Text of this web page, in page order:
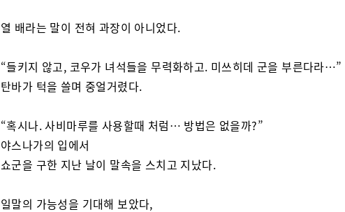
열 배라는 말이 전혀 과장이 아니었다.
“들키지 않고, 코우가 녀석들을 무력화하고. 미쓰히데 군을 부른다라…”
탄바가 턱을 쓸며 중얼거렸다.
“혹시나. 사비마루를 사용할때 처럼… 방법은 없을까?”
야스나가의 입에서
쇼군을 구한 지난 날이 말속을 스치고 지났다.
일말의 가능성을 기대해 보았다,